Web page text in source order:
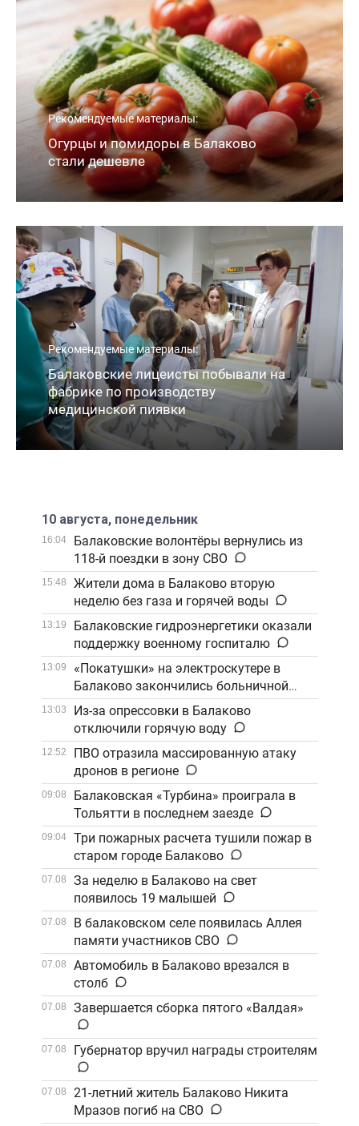
Рекомендуемые материалы:
Огурцы и помидоры в Балаково
стали дешевле
Рекомендуемые материалы:
Балаковские лицеисты побывали на
фабрике по производству
медицинской пиявки
10 августа, понедельник
16:04
Балаковские волонтёры вернулись из
118-й поездки в зону СВО
15:48
Жители дома в Балаково вторую
неделю без газа и горячей воды
13:19
Балаковские гидроэнергетики оказали
поддержку военному госпиталю
13:09
«Покатушки» на электроскутере в
Балаково закончились больничной
койкой
13:03
Из-за опрессовки в Балаково
отключили горячую воду
12:52
ПВО отразила массированную атаку
дронов в регионе
09:08
Балаковская «Турбина» проиграла в
Тольятти в последнем заезде
09:04
Три пожарных расчета тушили пожар в
старом городе Балаково
07.08
За неделю в Балаково на свет
появилось 19 малышей
07.08
В балаковском селе появилась Аллея
памяти участников СВО
07.08
Автомобиль в Балаково врезался в
столб
07.08 Завершается сборка пятого «Валдая»
07.08 Губернатор вручил награды строителям
07.08
21-летний житель Балаково Никита
Мразов погиб на СВО